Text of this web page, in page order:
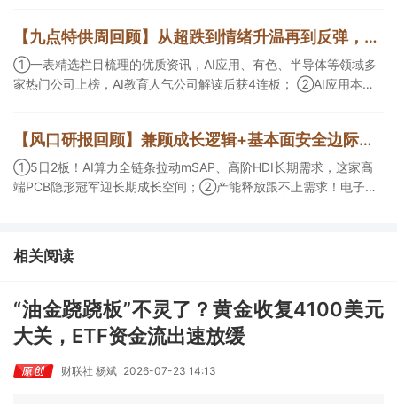
等方面具有丰富经验，具备承接细胞与基因治疗产品商业化受托生
产的合规资质，这家公司获净买入。
【九点特供周回顾】从超跌到情绪升温再到反弹，栏目梳理AI应用题材逻辑，AI教育人气公司解读后获4连板
①一表精选栏目梳理的优质资讯，AI应用、有色、半导体等领域多
家热门公司上榜，AI教育人气公司解读后获4连板； ②AI应用本周
角前瞻产业供需情况，提及2家核心公司双双涨停。
【风口研报回顾】兼顾成长逻辑+基本面安全边际！王牌自营前瞻覆盖“pcb+MLCC+电子布”，梳理AI产业链优质标的“深坑起跳”
①5日2板！AI算力全链条拉动mSAP、高阶HDI长期需求，这家高
端PCB隐形冠军迎长期成长空间；②产能释放跟不上需求！电子布
价预期暂未被市场定价，王牌自营前瞻捕捉“预期差”，3日大涨
26%。
相关阅读
“油金跷跷板”不灵了？黄金收复4100美元
大关，ETF资金流出速放缓
财联社 杨斌 2026-07-23 14:13